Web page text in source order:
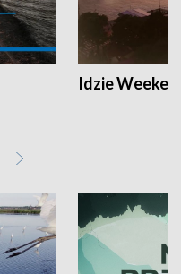
Idzie